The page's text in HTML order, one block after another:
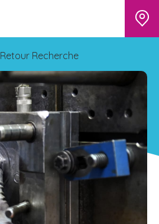
Retour Recherche